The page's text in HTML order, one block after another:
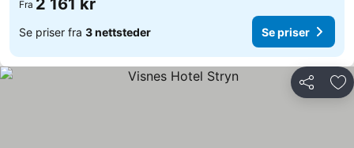
Fra 2 161 kr
Se priser fra 3 nettsteder Se priser
Del